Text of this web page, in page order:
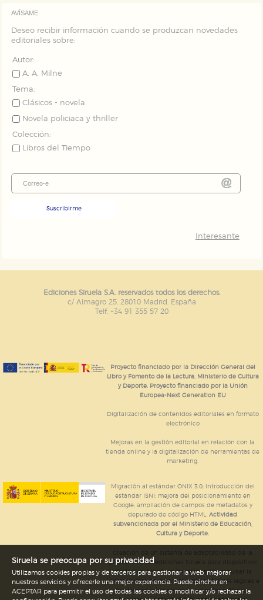
AVÍSAME
Deseo recibir información cuando se produzcan novedades
editoriales sobre:
Autor:
A. A. Milne
Tema:
Clásicos - novela
Novela policiaca y thriller
Colección:
Libros del Tiempo
Suscribirme
Interesante
Ediciones Siruela S.A. reservados todos los derechos.
c/ Almagro 25. 28010 Madrid. España
Telf. +34 91 355 57 20
Proyecto financiado por la Dirección General del
Libro y Fomento de la Lectura, Ministerio de Cultura
y Deporte. Proyecto financiado por la Unión
Europea-Next Generation EU
Digitalización de contenidos editoriales en formato
electrónico
Mejoras en la gestión editorial en relación con la
tienda online y la digitalización de herramientas de
marketing.
Migración al estándar ONIX 3.0; introducción del
estándar ISNI; mejora del posicionamiento en
Google; ampliación de campos de metadatos y
depurado de código HTML.Actividad
subvencionada por el Ministerio de Educación,
Cultura y Deporte.
página web de ediciones Siruela para dispositivos
móviles en todos sus formatos para impulsar la
comercialización de contenidos culturales legales e
implementación de los recursos tecnológicos
Siruela se preocupa por su privacidad
Utilizamos cookies propias y de terceros para gestionar la web, mejorar
nuestros servicios y ofrecerle una mejor experiencia. Puede pinchar en
ACEPTAR para permitir el uso de todas las cookies o modificar y/o rechazar la
Puede consultar nuestra